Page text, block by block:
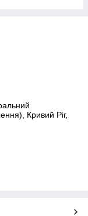
Кривий Ріг,